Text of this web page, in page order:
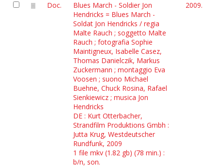
Doc.
Blues March - Soldier Jon
Hendricks = Blues March -
Soldat Jon Hendricks / regia
Malte Rauch ; soggetto Malte
Rauch ; fotografia Sophie
Maintigneux, Isabelle Casez,
Thomas Danielczik, Markus
Zuckermann ; montaggio Eva
Voosen ; suono Michael
Buehne, Chuck Rosina, Rafael
Sienkiewicz ; musica Jon
Hendricks
DE : Kurt Otterbacher,
Strandfilm Produktions Gmbh :
Jutta Krug, Westdeutscher
Rundfunk, 2009
1 file mkv (1.82 gb) (78 min.) :
b/n, son.
2009.